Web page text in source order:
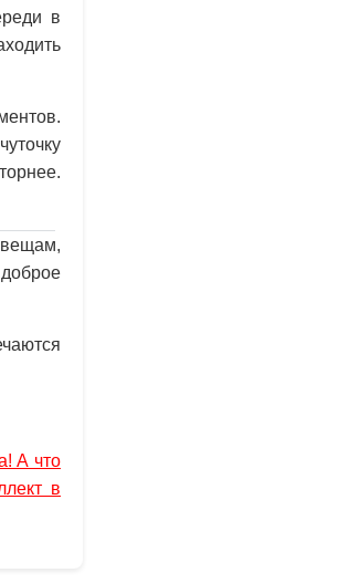
в
вещам,
А что
в